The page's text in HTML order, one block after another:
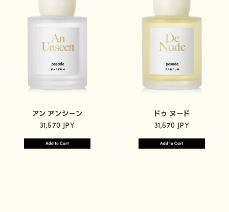
アン アンシーン
31,570 JPY
ドゥ ヌード
31,570 JPY